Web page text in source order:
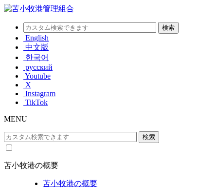
English
中文版
한국어
русский
Youtube
X
Instagram
TikTok
MENU
苫小牧港の概要
苫小牧港の概要